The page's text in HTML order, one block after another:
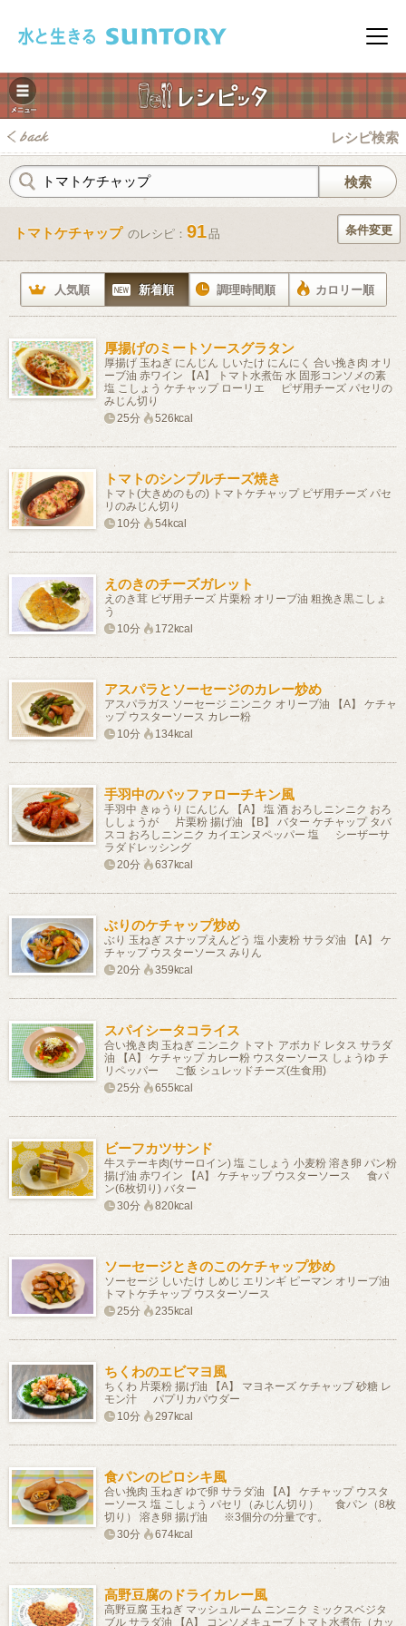
メニ
レシピ検索
トマトケチャップ のレシピ： 91品 条件変更
人気順 新着順 調理時間順 カロリー順
厚揚げのミートソースグラタン
厚揚げ 玉ねぎ にんじん しいたけ にんにく 合い挽き肉 オリ
ーブ油 赤ワイン 【A】 トマト水煮缶 水 固形コンソメの素
塩 こしょう ケチャップ ローリエ ピザ用チーズ パセリの
みじん切り
25分
526kcal
トマトのシンプルチーズ焼き
トマト(大きめのもの) トマトケチャップ ピザ用チーズ パセ
リのみじん切り
10分
54kcal
えのきのチーズガレット
えのき茸 ピザ用チーズ 片栗粉 オリーブ油 粗挽き黒こしょ
う
10分
172kcal
アスパラとソーセージのカレー炒め
アスパラガス ソーセージ ニンニク オリーブ油 【A】 ケチャ
ップ ウスターソース カレー粉
10分
134kcal
手羽中のバッファローチキン風
手羽中 きゅうり にんじん 【A】 塩 酒 おろしニンニク おろ
ししょうが 片栗粉 揚げ油 【B】 バター ケチャップ タバ
スコ おろしニンニク カイエンヌペッパー 塩 シーザーサ
ラダドレッシング
20分
637kcal
ぶりのケチャップ炒め
ぶり 玉ねぎ スナップえんどう 塩 小麦粉 サラダ油 【A】 ケ
チャップ ウスターソース みりん
20分
359kcal
スパイシータコライス
合い挽き肉 玉ねぎ ニンニク トマト アボカド レタス サラダ
油 【A】 ケチャップ カレー粉 ウスターソース しょうゆ チ
リペッパー ご飯 シュレッドチーズ(生食用)
25分
655kcal
ビーフカツサンド
牛ステーキ肉(サーロイン) 塩 こしょう 小麦粉 溶き卵 パン粉
揚げ油 赤ワイン 【A】 ケチャップ ウスターソース 食パ
ン(6枚切り) バター
30分
820kcal
ソーセージときのこのケチャップ炒め
ソーセージ しいたけ しめじ エリンギ ピーマン オリーブ油
トマトケチャップ ウスターソース
25分
235kcal
ちくわのエビマヨ風
ちくわ 片栗粉 揚げ油 【A】 マヨネーズ ケチャップ 砂糖 レ
モン汁 パプリカパウダー
10分
297kcal
食パンのピロシキ風
合い挽肉 玉ねぎ ゆで卵 サラダ油 【A】 ケチャップ ウスタ
ーソース 塩 こしょう パセリ（みじん切り） 食パン（8枚
切り） 溶き卵 揚げ油 ※3個分の分量です。
30分
674kcal
高野豆腐のドライカレー風
高野豆腐 玉ねぎ マッシュルーム ニンニク ミックスベジタ
ブル サラダ油 【A】 コンソメキューブ トマト水煮缶（カッ